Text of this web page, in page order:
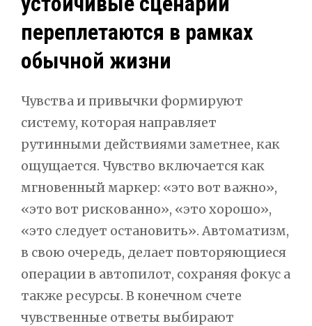
переплетаются в рамках
обычной жизни
Чувства и привычки формируют
систему, которая направляет
рутинными действиями заметнее, как
ощущается. Чувство включается как
мгновенный маркер: «это вот важно»,
«это вот рискованно», «это хорошо»,
«это следует остановить». Автоматизм,
в свою очередь, делает повторяющиеся
операции в автопилот, сохраняя фокус а
также ресурсы. В конечном счете
чувственные ответы выбирают